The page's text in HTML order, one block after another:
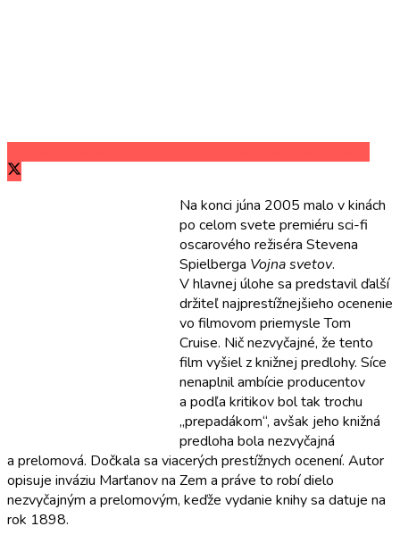
Na konci júna 2005 malo v kinách
po celom svete premiéru sci-fi
oscarového režiséra Stevena
Spielberga Vojna svetov.
V hlavnej úlohe sa predstavil ďalší
držiteľ najprestížnejšieho ocenenie
vo filmovom priemysle Tom
Cruise. Nič nezvyčajné, že tento
film vyšiel z knižnej predlohy. Síce
nenaplnil ambície producentov
a podľa kritikov bol tak trochu
„prepadákom“, avšak jeho knižná
predloha bola nezvyčajná
a prelomová. Dočkala sa viacerých prestížnych ocenení. Autor
opisuje inváziu Marťanov na Zem a práve to robí dielo
nezvyčajným a prelomovým, keďže vydanie knihy sa datuje na
rok 1898.